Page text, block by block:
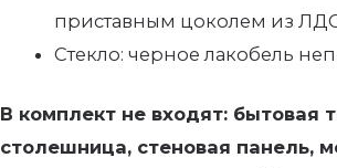
приставным цоколем из
Стекло: черное лакобель
В комплект не входят: бытовая
столешница, стеновая панель,